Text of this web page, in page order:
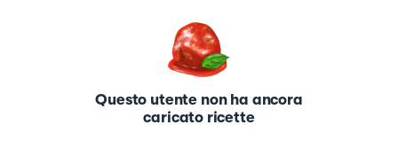
Questo utente non ha ancora
caricato ricette